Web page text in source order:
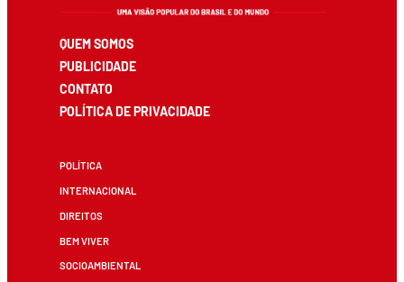
QUEM SOMOS
PUBLICIDADE
CONTATO
POLÍTICA DE PRIVACIDADE
POLÍTICA
INTERNACIONAL
DIREITOS
BEM VIVER
SOCIOAMBIENTAL